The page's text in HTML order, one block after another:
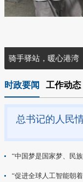
骑手驿站，暖心港湾
时政要闻 工作动态